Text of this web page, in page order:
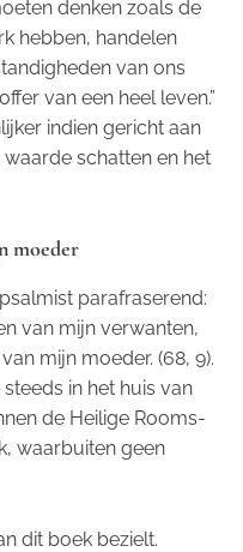
denken zoals de
hebben, handelen
van ons
van een heel leven.”
indien gericht aan
schatten en het
moeder
parafraserend:
van mijn verwanten,
mijn moeder. (68, 9).
in het huis van
de Heilige Rooms-
waarbuiten geen
dit boek bezielt.